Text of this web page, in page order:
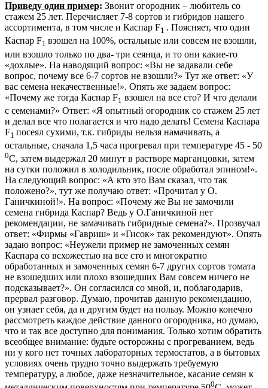
Приведу один пример: Звонит огородник – любитель со
стажем 25 лет. Перечисляет 7-8 сортов и гибридов нашего
ассортимента, в том числе и Каспар F1 . Поясняет, что один
Каспар F1 взошел на 100%, остальные или совсем не взошли,
или взошло только по два- три сеянца, и то они какие-то
«дохлые». На наводящий вопрос: «Вы не задавали себе
вопрос, почему все 6-7 сортов не взошли?» Тут же ответ: «У
вас семена некачественные!». Опять же задаем вопрос:
«Почему же тогда Каспар F1 взошел на все сто? И что делали
с семенами?» Ответ: «Я опытный огородник со стажем 25 лет
и делал все что полагается и что надо делать! Семена Каспара
F1 посеял сухими, т.к. гибриды нельзя намачивать, а
остальные, сначала 1,5 часа прогревал при температуре 45 - 50
0С, затем выдержал 20 минут в растворе марганцовки, затем
на сутки положил в холодильник, после обработал эпином!».
На следующий вопрос: «А кто это Вам сказал, что так
положено?», тут же получаю ответ: «Прочитал у О.
Ганичкиной!». На вопрос: «Почему же Вы не замочили
семена гибрида Каспар? Ведь у О.Ганичкиной нет
рекомендации, не замачивать гибридные семена?». Прозвучал
ответ: «Фирмы «Гавриш» и «Гисок» так рекомендуют». Опять
задаю вопрос: «Неужели пример не замоченных семян
Каспара со всхожестью на все сто и многократно
обработанных и замоченных семян 6-7 других сортов томата
не взошедших или плохо взошедших Вам совсем ничего не
подсказывает?». Он согласился со мной, и, поблагодарив,
прервал разговор. Думаю, прочитав данную рекомендацию,
он узнает себя, да и другим будет на пользу. Можно конечно
рассмотреть каждое действие данного огородника, но думаю,
что и так все доступно для понимания. Только хотим обратить
всеобщее внимание: будьте осторожны с прогреванием, ведь
ни у кого нет точных лабораторных термостатов, а в бытовых
условиях очень трудно точно выдержать требуемую
температуру, а любое, даже незначительное, касание семян к
0